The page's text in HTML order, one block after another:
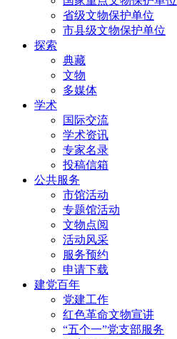
省级文物保护单位
市县级文物保护单位
探索
典藏
文物
多媒体
学术
国际交流
学术资讯
专家名录
投稿信箱
公共服务
市馆活动
专题馆活动
文物点阅
活动风采
服务预约
申请下载
建党百年
党建工作
红色革命文物宣讲
“五个一”党支部服务